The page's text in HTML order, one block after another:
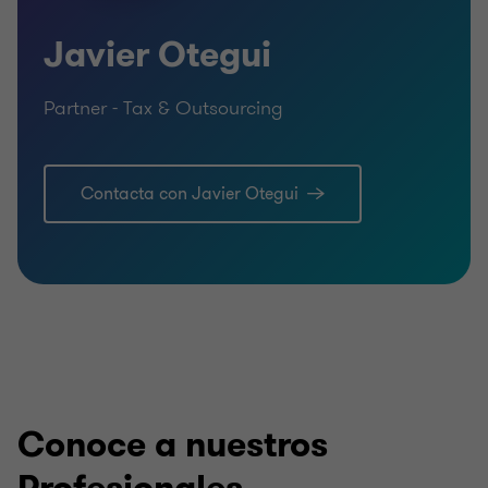
Javier Otegui
Partner - Tax & Outsourcing
Contacta con Javier Otegui
Conoce a nuestros